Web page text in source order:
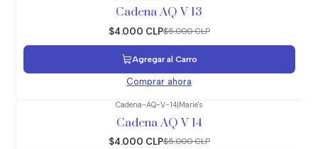
Cadena AQ V 13
$4.000 CLP$5.000 CLP
Agregar al Carro
Comprar ahora
Cadena-AQ-V-14|Marie's
Cadena AQ V 14
$4.000 CLP$5.000 CLP